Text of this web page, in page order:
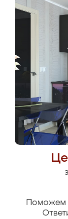
Поможем